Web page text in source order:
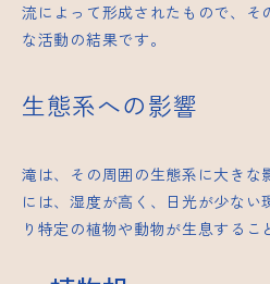
流によって形成されたもので、そ
な活動の結果です。
生態系への影響
滝は、その周囲の生態系に大きな
には、湿度が高く、日光が少ない
り特定の植物や動物が生息するこ